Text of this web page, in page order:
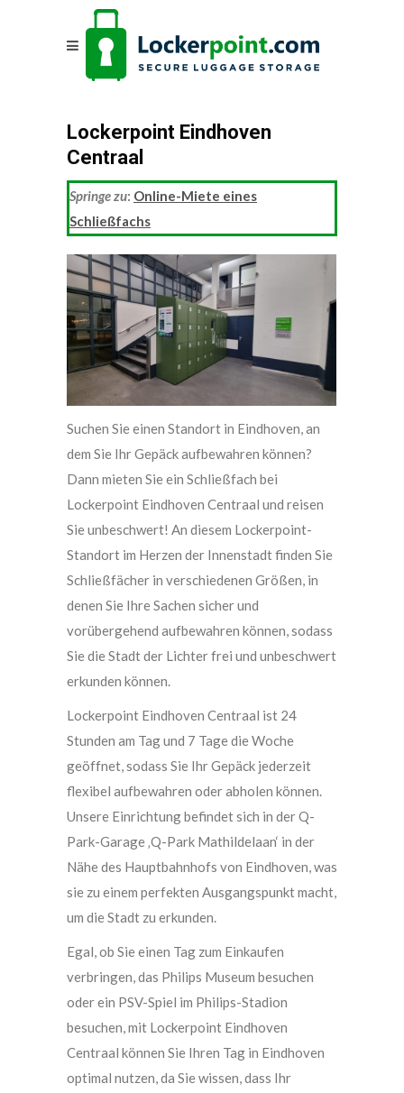
Lockerpoint Eindhoven
Centraal
Springe zu: Online-Miete eines
Schließfachs
Suchen Sie einen Standort in Eindhoven, an
dem Sie Ihr Gepäck aufbewahren können?
Dann mieten Sie ein Schließfach bei
Lockerpoint Eindhoven Centraal und reisen
Sie unbeschwert! An diesem Lockerpoint-
Standort im Herzen der Innenstadt finden Sie
Schließfächer in verschiedenen Größen, in
denen Sie Ihre Sachen sicher und
vorübergehend aufbewahren können, sodass
Sie die Stadt der Lichter frei und unbeschwert
erkunden können.
Lockerpoint Eindhoven Centraal ist 24
Stunden am Tag und 7 Tage die Woche
geöffnet, sodass Sie Ihr Gepäck jederzeit
flexibel aufbewahren oder abholen können.
Unsere Einrichtung befindet sich in der Q-
Park-Garage ‚Q-Park Mathildelaan‘ in der
Nähe des Hauptbahnhofs von Eindhoven, was
sie zu einem perfekten Ausgangspunkt macht,
um die Stadt zu erkunden.
Egal, ob Sie einen Tag zum Einkaufen
verbringen, das Philips Museum besuchen
oder ein PSV-Spiel im Philips-Stadion
besuchen, mit Lockerpoint Eindhoven
Centraal können Sie Ihren Tag in Eindhoven
optimal nutzen, da Sie wissen, dass Ihr